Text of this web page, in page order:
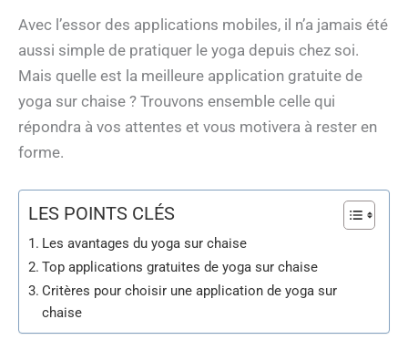
Avec l’essor des applications mobiles, il n’a jamais été
aussi simple de pratiquer le yoga depuis chez soi.
Mais quelle est la meilleure application gratuite de
yoga sur chaise ? Trouvons ensemble celle qui
répondra à vos attentes et vous motivera à rester en
forme.
LES POINTS CLÉS
Les avantages du yoga sur chaise
Top applications gratuites de yoga sur chaise
Critères pour choisir une application de yoga sur
chaise